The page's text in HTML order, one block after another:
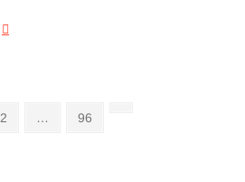
Page
2 … Page
96